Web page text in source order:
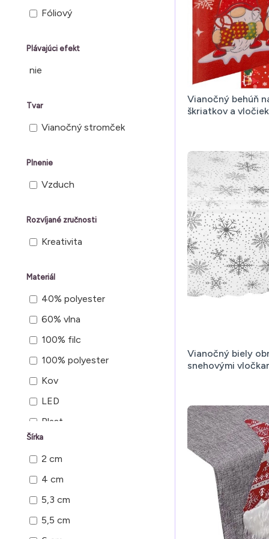
Šírka
2 cm
4 cm
5,3 cm
5,5 cm
145 cm
180 cm
220 cm
260 cm
Materiál
40% polyester
60% vlna
100% filc
100% polyester
Kov
LED
Plast
Plsť
bambus
bavlna
drevo
juta
Fóliový
Rozvíjané zručnosti
Kreativita
Plávajúci efekt
nie
Tvar
Vianočný stromček
Plnenie
Vzduch
Vianočný behúň
škriatkov a
Vianočný biely
snehovými